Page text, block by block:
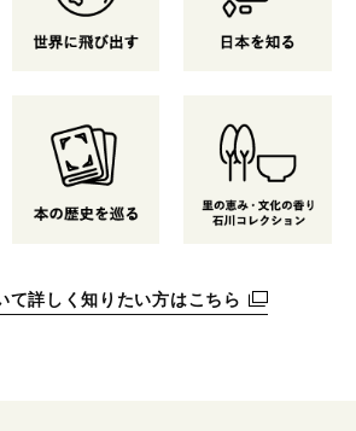
て詳しく知りたい方はこちら